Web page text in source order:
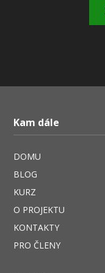
Kam dále
DOMU
BLOG
KURZ
O PROJEKTU
KONTAKTY
PRO ČLENY